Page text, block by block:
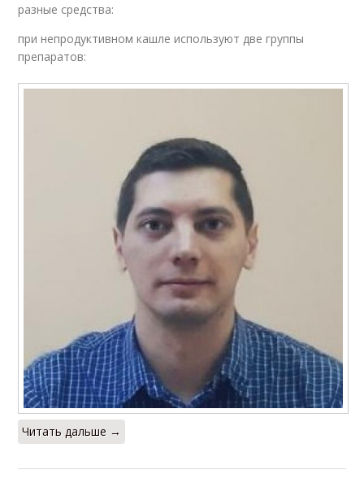
разные средства:
при непродуктивном кашле используют две группы
препаратов:
Читать дальше →